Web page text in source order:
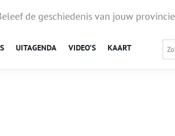
de geschiedenis van jouw provincie
UITAGENDA VIDEO’S KAART